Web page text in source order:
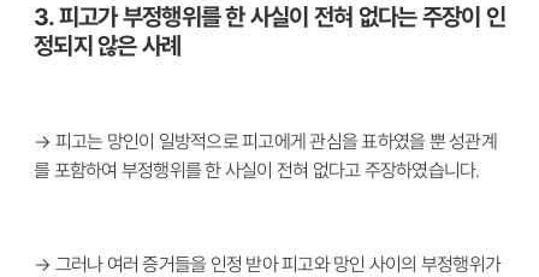
3. 피고가 부정행위를 한 사실이 전혀 없다는 주장이 인
정되지 않은 사례
→ 피고는 망인이 일방적으로 피고에게 관심을 표하였을 뿐 성관계
를 포함하여 부정행위를 한 사실이 전혀 없다고 주장하였습니다.
→ 그러나 여러 증거들을 인정 받아 피고와 망인 사이의 부정행위가